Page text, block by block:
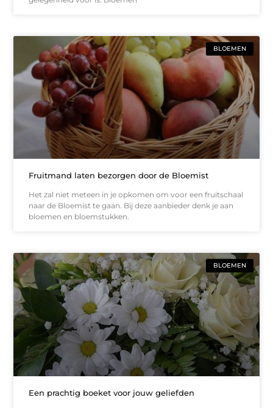
BLOEMEN
Fruitmand laten bezorgen door de Bloemist
Het zal niet meteen in je opkomen om voor een fruitschaal
naar de Bloemist te gaan. Bij deze aanbieder denk je aan
bloemen en bloemstukken.
BLOEMEN
Een prachtig boeket voor jouw geliefden